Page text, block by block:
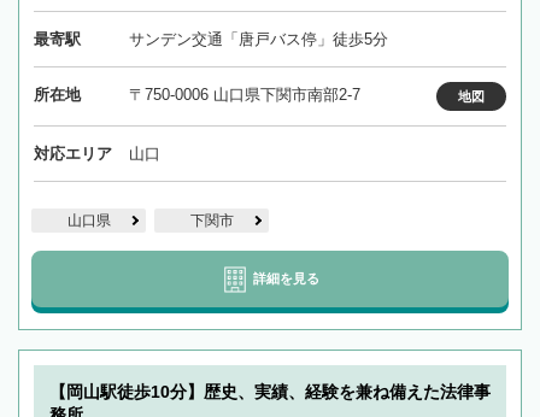
最寄駅 サンデン交通「唐戸バス停」徒歩5分
所在地 〒750-0006 山口県下関市南部2-7 地図
対応エリア 山口
山口県 下関市
詳細を見る
【岡山駅徒歩10分】歴史、実績、経験を兼ね備えた法律事